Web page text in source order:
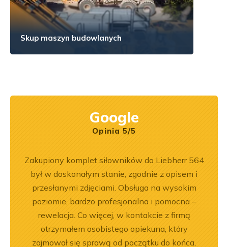
Skup maszyn budowlanych
Google
Opinia 5/5
Zakupiony komplet siłowników do Liebherr 564
był w doskonałym stanie, zgodnie z opisem i
przesłanymi zdjęciami. Obsługa na wysokim
poziomie, bardzo profesjonalna i pomocna –
rewelacja. Co więcej, w kontakcie z firmą
otrzymałem osobistego opiekuna, który
zajmował się sprawą od początku do końca,